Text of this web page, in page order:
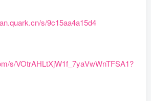
s/9c15aa4a15d4
s/VOtrAHLtXjW1f_7yaVwWnTFSA1?